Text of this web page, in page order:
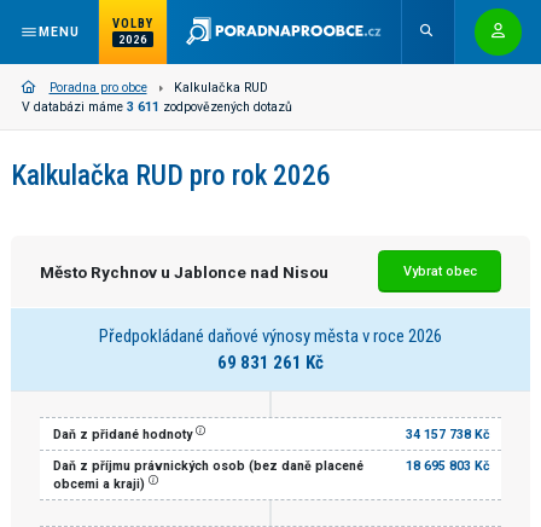
MENU
VOLBY
2026
Poradna pro obce
Kalkulačka RUD
V databázi máme 3 611 zodpovězených dotazů
Kalkulačka RUD pro rok 2026
Město Rychnov u Jablonce nad Nisou Vybrat obec
Předpokládané daňové výnosy města v roce 2026
69 831 261 Kč
Daň z přidané hodnoty 34 157 738 Kč
Daň z příjmu právnických osob (bez daně placené
obcemi a kraji)
18 695 803 Kč